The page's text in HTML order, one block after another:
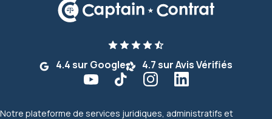
4.4 sur Google 4.7 sur Avis Vérifiés
Notre plateforme de services juridiques, administratifs et